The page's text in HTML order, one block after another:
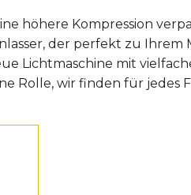
höhere Kompression
der perfekt zu Ihrem
Lichtmaschine mit
Rolle, wir finden für